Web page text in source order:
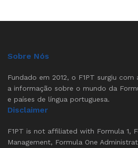
Sobre Nós
Fundado em 2012, o F1PT surgiu
a informação sobre o mundo da
e países de língua portuguesa.
Disclaimer
F1PT is not affiliated with Formula 1,
Management, Formula One